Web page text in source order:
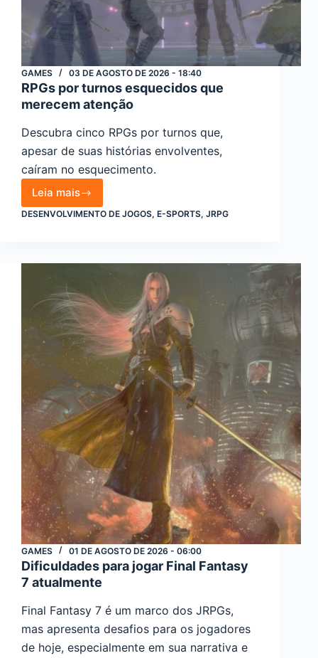
GAMES 03 DE AGOSTO DE 2026 - 18:40
RPGs por turnos esquecidos que
merecem atenção
Descubra cinco RPGs por turnos que,
apesar de suas histórias envolventes,
caíram no esquecimento.
Leia mais
RPGs
por
merecem
atenção
DESENVOLVIMENTO DE JOGOS, E-SPORTS, JRPG
GAMES 01 DE AGOSTO DE 2026 - 06:00
Dificuldades para jogar Final Fantasy
7 atualmente
Final Fantasy 7 é um marco dos JRPGs,
mas apresenta desafios para os jogadores
de hoje, especialmente em sua narrativa e